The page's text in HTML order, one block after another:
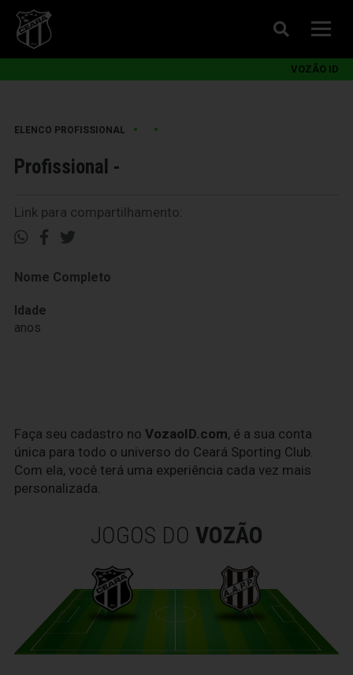
VOZÃO ID
ELENCO PROFISSIONAL • •
Profissional -
Link para compartilhamento:
Nome Completo
Idade
anos
Faça seu cadastro no VozaoID.com, é a sua conta
única para todo o universo do Ceará Sporting Club.
Com ela, você terá uma experiência cada vez mais
personalizada.
JOGOS DO VOZÃO